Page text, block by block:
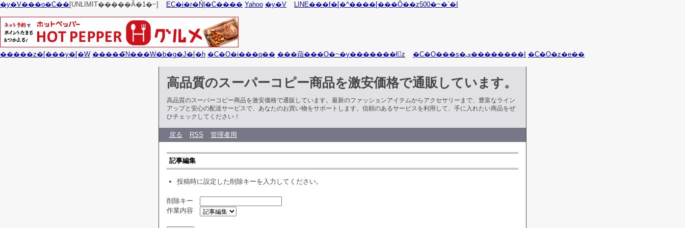
�y�V���o�C��[UNLIMIT�����Ȃ�1�~] EC�i�r�Ń|�C���� Yahoo �y�V LINE���f�[�^����[���Ō��z500�~�`�I
�����z�[���y�[�W �����̃N���W�b�g�J�[�h �C�O�i���q�� ���萔���O�~�y�������ł񂫁z �C�O���s�ی��������I �C�O�z�e��
高品質のスーパーコピー商品を激安価格で通販しています。
高品質のスーパーコピー商品を激安価格で通販しています。最新のファッションアイテムからアクセサリーまで、豊富なライン
アップと安心の配送サービスで、あなたのお買い物をサポートします。信頼のあるサービスを利用して、手に入れたい商品をぜ
ひチェックしてください！
戻る RSS 管理者用
記事編集
投稿時に設定した削除キーを入力してください。
削除キー
作業内容